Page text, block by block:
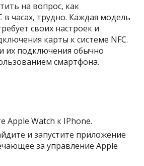
на вопрос, как
в часах, трудно. Каждая модель
своих настроек и
карты к системе NFC.
их подключения обычно
смартфона.
Apple Watch к IPhone.
и запустите приложение
за управление Apple